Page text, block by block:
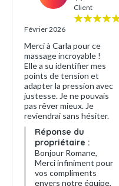
Client
Février 2026
Merci à Carla pour ce
massage incroyable !
Elle a su identifier mes
points de tension et
adapter la pression avec
justesse. Je ne pouvais
pas rêver mieux. Je
reviendrai sans hésiter.
Réponse du
propriétaire :
Bonjour Romane,
Merci infiniment pour
vos compliments
envers notre équipe,